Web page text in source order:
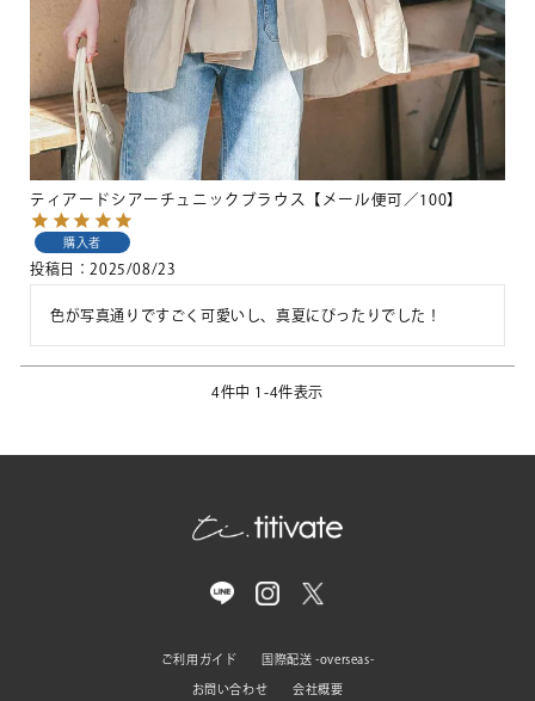
ティアードシアーチュニックブラウス【メール便可／100】
購入者
投稿日 2025/08/23
色が写真通りですごく可愛いし、真夏にぴったりでした！
4件中 1 -4件表示
ご利用ガイド 国際配送 -overseas-
お問い合わせ 会社概要